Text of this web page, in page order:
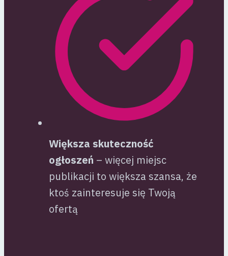
Większa skuteczność
ogłoszeń – więcej miejsc
publikacji to większa szansa, że
ktoś zainteresuje się Twoją
ofertą